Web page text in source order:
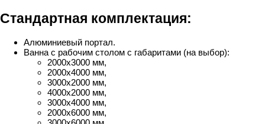
Стандартная комплектация:
Алюминиевый портал.
Ванна с рабочим столом с габаритами (на выбор):
2000х3000 мм,
2000х4000 мм,
3000х2000 мм,
4000х2000 мм,
3000х4000 мм,
2000х6000 мм,